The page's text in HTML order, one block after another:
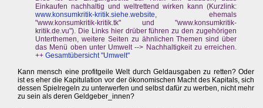
Einkaufen nachhaltig und weltrettend wirken kann (Kurzlink:
www.konsumkritik-kritik.siehe.website, ehemals
"www.konsumkritik-kritik.tk" und "www.konsumkritik-
kritik.de.vu"). Die Links hier drüber führen zu den zugehörigen
Unterthemen, weitere Seiten zu ähnlichen Themen sind über
das Menü oben unter Umwelt --> Nachhaltigkeit zu erreichen.
++ Gesamtübersicht "Umwelt"
Kann mensch eine profitgeile Welt durch Geldausgaben zu retten? Oder
ist es eher die Kapitulation vor der ökonomischen Macht des Kapitals, sich
dessen Spielregeln zu unterwerfen und selbst dafür zu werben, nicht mehr
zu sein als deren Geldgeber_innen?